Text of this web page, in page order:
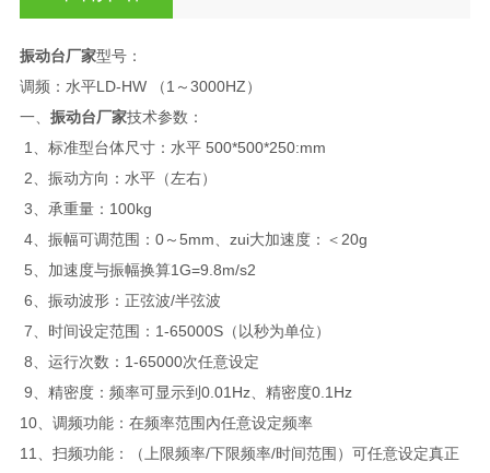
振动台厂家型号：
调频：水平LD-HW （1～3000HZ）
一、 振动台厂家技术参数：
1、标准型台体尺寸：水平 500*500*250:mm
2、振动方向：水平（左右）
3、承重量：100kg
4、振幅可调范围：0～5mm、zui大加速度：＜20g
5、加速度与振幅换算1G=9.8m/s2
6、振动波形：正弦波/半弦波
7、时间设定范围：1-65000S（以秒为单位）
8、运行次数：1-65000次任意设定
9、精密度：频率可显示到0.01Hz、精密度0.1Hz
10、调频功能：在频率范围內任意设定频率
11、扫频功能：（上限频率/下限频率/时间范围）可任意设定真正